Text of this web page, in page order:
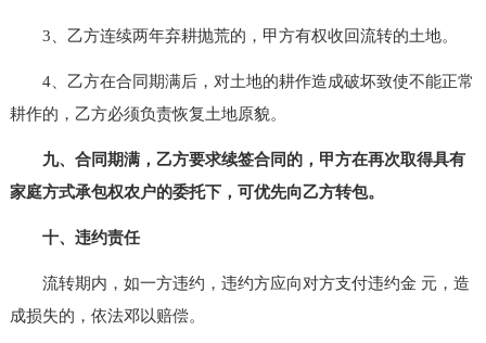
3、乙方连续两年弃耕抛荒的，甲方有权收回流转的土地。
4、乙方在合同期满后，对土地的耕作造成破坏致使不能正常
耕作的，乙方必须负责恢复土地原貌。
九、合同期满，乙方要求续签合同的，甲方在再次取得具有
家庭方式承包权农户的委托下，可优先向乙方转包。
十、违约责任
流转期内，如一方违约，违约方应向对方支付违约金 元，造
成损失的，依法邓以赔偿。